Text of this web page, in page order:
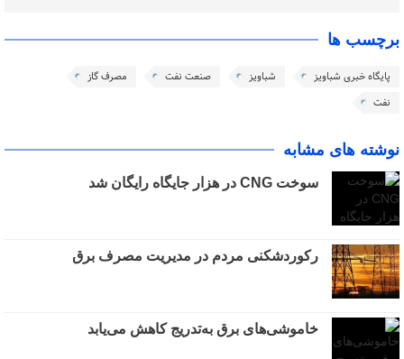
برچسب ها
پایگاه خبری شباویز شباویز صنعت نفت
مصرف گاز
نفت
نوشته های مشابه
سوخت CNG در هزار جایگاه رایگان شد
رکوردشکنی مردم در مدیریت مصرف برق
خاموشی‌های برق به‌تدریج کاهش می‌یابد